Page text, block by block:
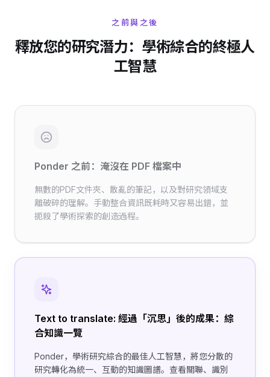
之前與之後
釋放您的研究潛力：學術綜合的終極人
工智慧
Ponder 之前：淹沒在 PDF 檔案中
無數的PDF文件夾、散亂的筆記，以及對研究領域支
離破碎的理解。手動整合資訊既耗時又容易出錯，並
扼殺了學術探索的創造過程。
Text to translate: 經過「沉思」後的成果：綜
合知識一覽
Ponder，學術研究綜合的最佳人工智慧，將您分散的
研究轉化為統一、互動的知識圖譜。查看關聯、識別